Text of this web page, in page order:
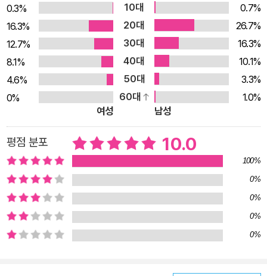
0.3% 10대
0.7%
16.3%
20대
26.7%
12.7%
30대
16.3%
8.1%
40대
10.1%
4.6%
50대
3.3%
0%
60대
1.0%
여성
남성
평점 분포 10.0
100%
0%
0%
0%
0%